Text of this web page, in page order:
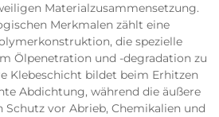
Materialzusammensetzung.
Merkmalen zählt eine
die spezielle
Ölpenetration und -degradation zu
Klebeschicht bildet beim Erhitzen
Abdichtung, während die äußere
Schutz vor Abrieb, Chemikalien und